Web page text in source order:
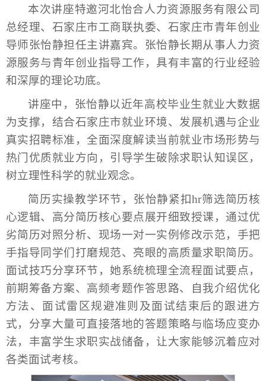
本次讲座特邀河北怡合人力资源服务有限公司
总经理、石家庄市工商联执委、石家庄市青年创业
导师张怡静担任主讲嘉宾。张怡静长期从事人力资
源服务与青年创业指导工作，具有丰富的行业经验
和深厚的理论功底。
讲座中，张怡静以近年高校毕业生就业大数据
为支撑，结合石家庄市就业环境、发展机遇与企业
真实招聘标准，全面深度解读当前就业市场形势与
热门优质就业方向，引导学生破除求职认知误区，
树立理性科学的就业观念。
简历实操教学环节，张怡静紧扣hr筛选简历核
心逻辑、高分简历核心要点展开细致授课，通过优
劣简历对照分析、现场一对一实例修改示范，手把
手指导同学们打磨规范、亮眼的高质量求职简历。
面试技巧分享环节，她系统梳理全流程面试要点，
前期筹备方案、高频考题作答思路、自我介绍优化
方法、面试雷区规避准则及面试结束后的跟进方
式，分享大量可直接落地的答题策略与临场应变办
法，丰富学生求职实战储备，让大家能够沉着应对
各类面试考核。